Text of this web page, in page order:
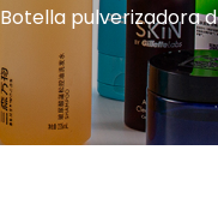
Botella pulverizadora